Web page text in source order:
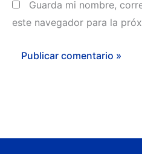
Guarda mi nombre,
este navegador para la